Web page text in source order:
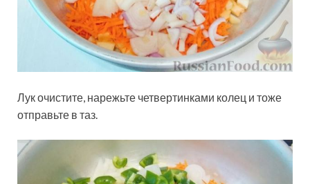
Лук очистите, нарежьте четвертинками колец и тоже
отправьте в таз.